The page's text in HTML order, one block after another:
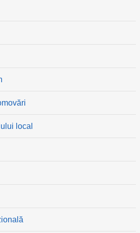
local